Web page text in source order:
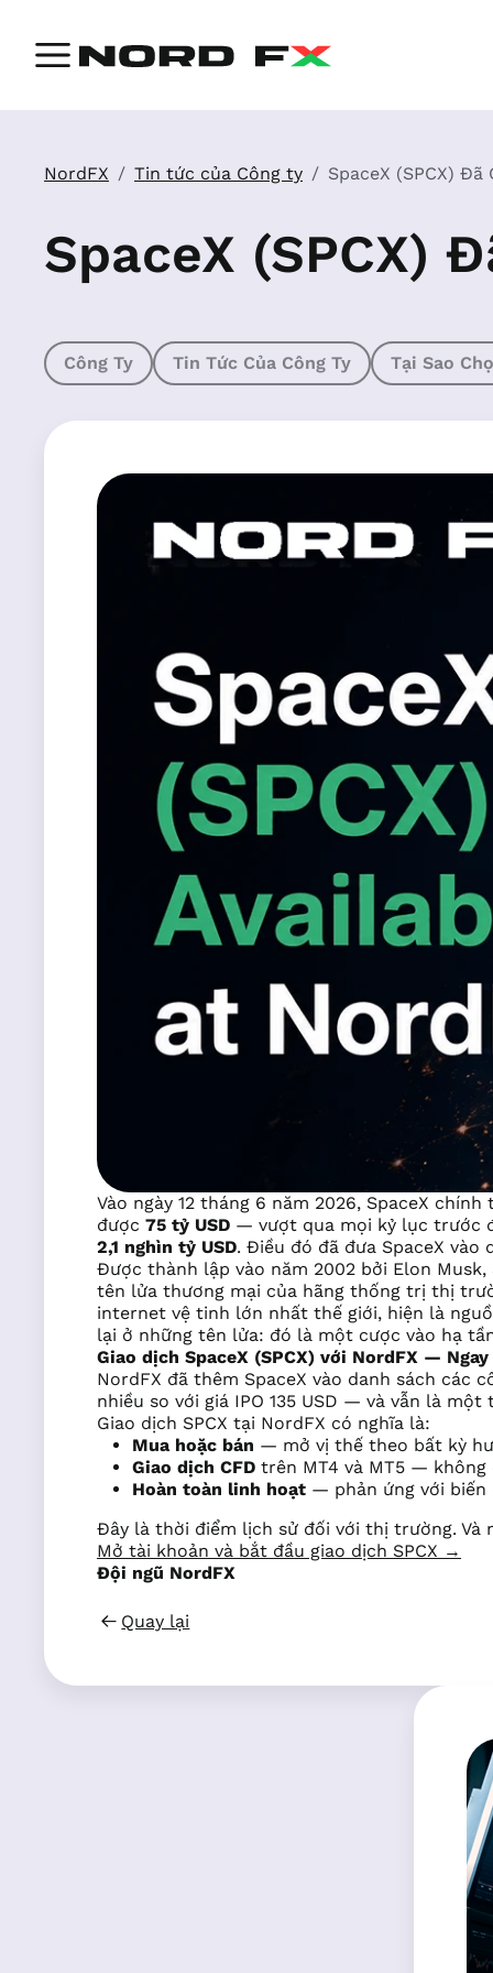
NordFX Tin tức của Công ty SpaceX (SPCX)
SpaceX (SPCX)
Công Ty Tin Tức Của Công Ty Tại Sao
Vào ngày 12 tháng 6 năm 2026, SpaceX
được 75 tỷ USD — vượt qua mọi kỷ lục trước
2,1 nghìn tỷ USD. Điều đó đã đưa SpaceX
Được thành lập vào năm 2002 bởi Elon
tên lửa thương mại của hãng thống trị thị
internet vệ tinh lớn nhất thế giới, hiện là
lại ở những tên lửa: đó là một cược vào hạ
Giao dịch SpaceX (SPCX) với NordFX — Ngay
NordFX đã thêm SpaceX vào danh sách các
nhiều so với giá IPO 135 USD — và vẫn là
Giao dịch SPCX tại NordFX có nghĩa là:
Mua hoặc bán — mở vị thế theo bất kỳ
Giao dịch CFD trên MT4 và MT5 —
Hoàn toàn linh hoạt — phản ứng với
Đây là thời điểm lịch sử đối với thị trường. Và
Mở tài khoản và bắt đầu giao dịch SPCX →
Đội ngũ NordFX
Quay lại